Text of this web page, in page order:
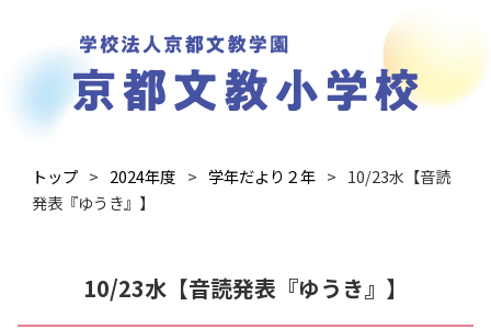
トップ 2024年度 学年だより２年
10/23水【音読
発表『ゆうき』】
10/23水【音読発表『ゆうき』】